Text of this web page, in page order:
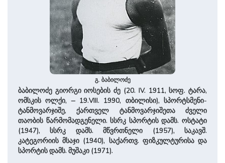
გ. ბაბილოძე
ბაბილოძე გიორგი იოსების ძე (20. IV. 1911, სოფ. ტარა,
ომსკის ოლქი, ‒ 19.VIII. 1990, თბილისი), სპორტსმენი-
ტანმოვარჯიშე, ქართველ ტანმოვარჯიშეთა ძველი
თაობის წარმომადგენელი. სსრკ სპორტის დამს. ოსტატი
(1947), სსრკ დამს. მწვრთნელი (1957), საკავშ.
კატეგორიის მსაჯი (1940), საქართვ. ფიზკულტურისა და
სპორტის დამს. მუშაკი (1971).